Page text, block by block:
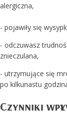
alergiczna,
- pojawiły się
- odczuwasz
znieczulana,
- utrzymujące się
po kilkunastu
Czynniki